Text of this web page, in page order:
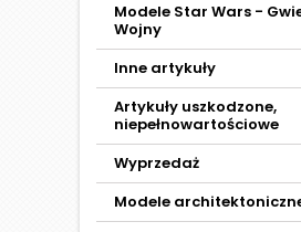
Modele Star Wars -
Wojny
Inne artykuły
Artykuły uszkodzone,
niepełnowartościowe
Wyprzedaż
Modele